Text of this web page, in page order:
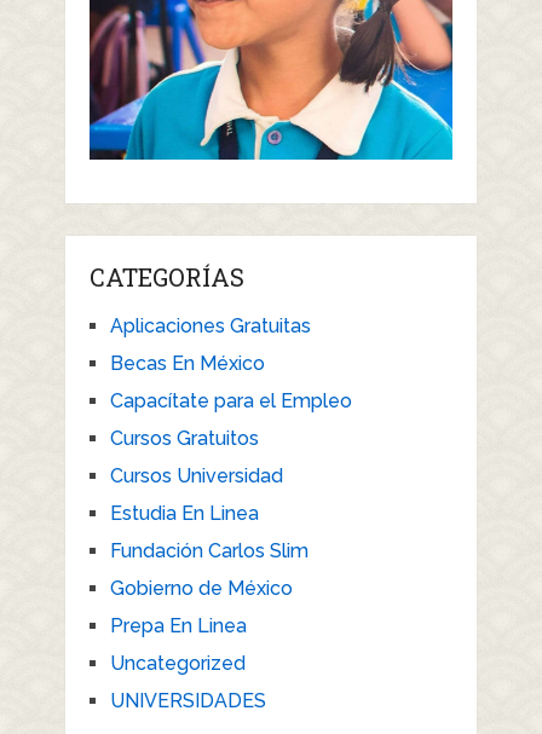
CATEGORÍAS
Aplicaciones Gratuitas
Becas En México
Capacítate para el Empleo
Cursos Gratuitos
Cursos Universidad
Estudia En Linea
Fundación Carlos Slim
Gobierno de México
Prepa En Linea
Uncategorized
UNIVERSIDADES